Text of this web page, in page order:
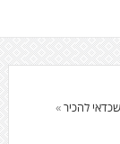
להכיר»